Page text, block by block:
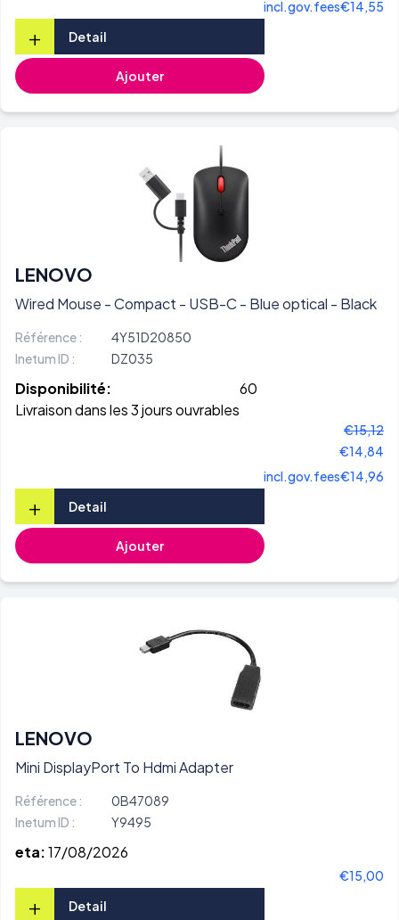
incl.gov.fees€14,55
+ Detail
Ajouter
LENOVO
Wired Mouse - Compact - USB-C - Blue optical - Black
Référence :
4Y51D20850
Inetum ID :
DZ035
Disponibilité:
60
Livraison dans les 3 jours ouvrables
€15,12
€14,84
incl.gov.fees€14,96
+ Detail
Ajouter
LENOVO
Mini DisplayPort To Hdmi Adapter
Référence :
0B47089
Inetum ID :
Y9495
eta:17/08/2026
€15,00
+ Detail